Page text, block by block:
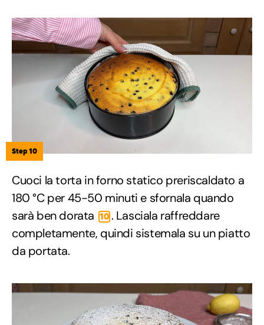
Step 10
Cuoci la torta in forno statico preriscaldato a
180 °C per 45-50 minuti e sfornala quando
sarà ben dorata 10 . Lasciala raffreddare
completamente, quindi sistemala su un piatto
da portata.